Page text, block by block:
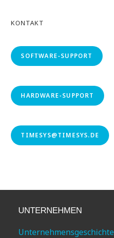
KONTAKT
SOFTWARE-SUPPORT
HARDWARE-SUPPORT
TIMESYS@TIMESYS.DE
UNTERNEHMEN
Unternehmensgeschichte